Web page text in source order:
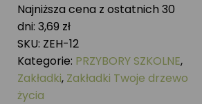
drzewo
życia
JAŁOWIEC
Najniższa cena z ostatnich 30
dni:3,69 zł
SKU: ZEH-12
Kategorie: PRZYBORY SZKOLNE,
Zakładki, Zakładki Twoje drzewo
życia